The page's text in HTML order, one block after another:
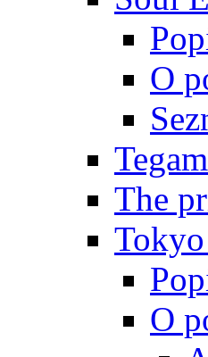
O
The
O